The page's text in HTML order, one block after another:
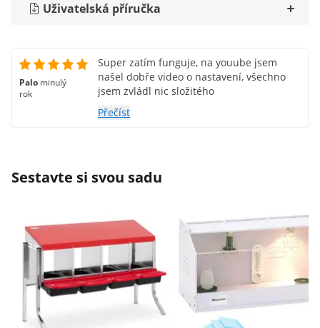
Uživatelská příručka
Palo minulý
rok
Super zatím funguje, na youube jsem
našel dobře video o nastavení, všechno
jsem zvládl nic složitého
Přečíst
Sestavte si svou sadu